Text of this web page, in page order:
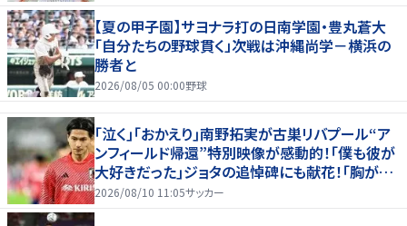
【夏の甲子園】サヨナラ打の日南学園・豊丸蒼大
「自分たちの野球貫く」次戦は沖縄尚学－横浜の
勝者と
2026/08/05 00:00野球
｢泣く｣｢おかえり｣南野拓実が古巣リバプール“ア
ンフィールド帰還”特別映像が感動的！｢僕も彼が
大好きだった｣ジョタの追悼碑にも献花！｢胸が熱
くなります…｣
2026/08/10 11:05サッカー